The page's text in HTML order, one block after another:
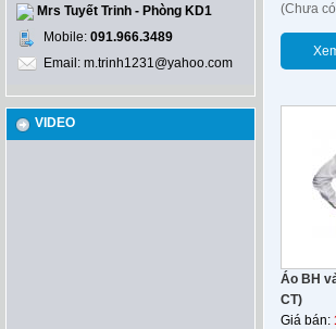
Mrs Tuyết Trinh - Phòng KD1
Mobile: 091.966.3489
Email: m.trinh1231@yahoo.com
VIDEO
(Chưa
Áo BH
CT)
Giá bán: